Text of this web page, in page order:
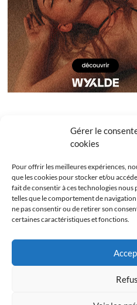
Gérer le
cookies
Pour offrir les meilleures expériences,
que les cookies pour stocker et/ou
fait de consentir à ces technologies
telles que le comportement de
ne pas consentir ou de retirer son
certaines caractéristiques et fonctions.
Politique de